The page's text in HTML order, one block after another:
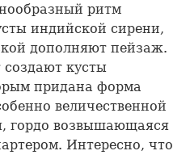
ритм
индийской сирени,
дополняют пейзаж.
кусты
придана форма
величественной
гордо возвышающаяся
Интересно, что